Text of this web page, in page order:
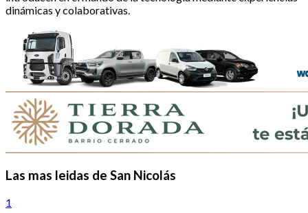
dinámicas y colaborativas.
Las mas leidas de San Nicolás
1